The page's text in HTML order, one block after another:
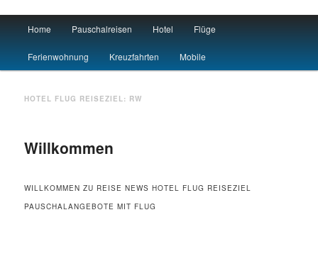
Urlaub
Skip to primary content
Skip to secondary content
Home Pauschalreisen Hotel Flüge
Ferienwohnung Kreuzfahrten Mobile
HOTEL FLUG REISEZIEL: RW
Willkommen
WILLKOMMEN ZU REISE NEWS HOTEL FLUG REISEZIEL
PAUSCHALANGEBOTE MIT FLUG